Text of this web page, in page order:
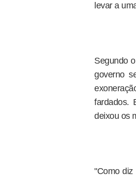
levar a
Segundo
governo
fardados.
deixou os
"Como diz